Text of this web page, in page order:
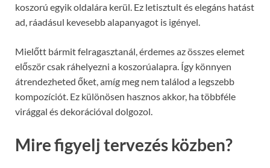
koszorú egyik oldalára kerül. Ez letisztult és elegáns hatást
ad, ráadásul kevesebb alapanyagot is igényel.
Mielőtt bármit felragasztanál, érdemes az összes elemet
először csak ráhelyezni a koszorúalapra. Így könnyen
átrendezheted őket, amíg meg nem találod a legszebb
kompozíciót. Ez különösen hasznos akkor, ha többféle
virággal és dekorációval dolgozol.
Mire figyelj tervezés közben?